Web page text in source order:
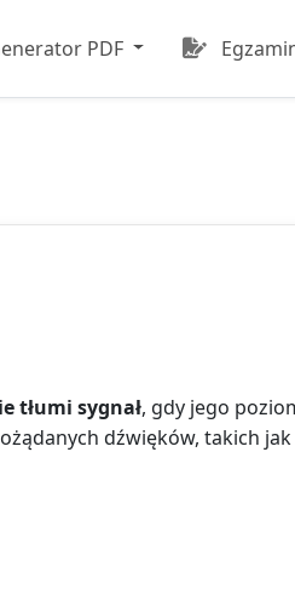
PDF
tłumi sygnał, gdy jego
dźwięków, takich